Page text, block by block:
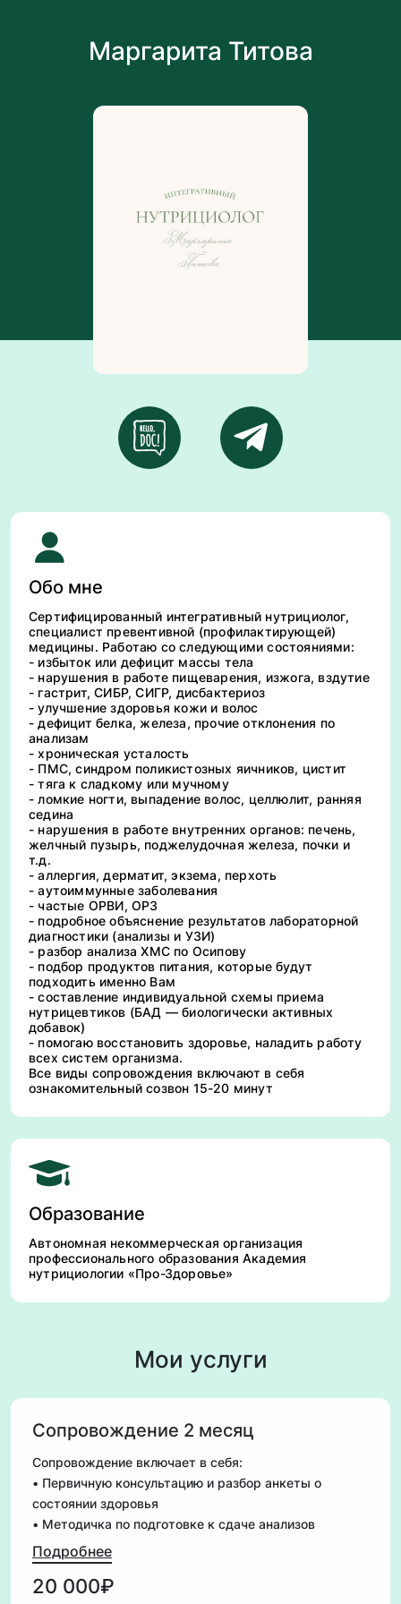
Маргарита Титова
Обо мне
Сертифицированный интегративный нутрициолог,
специалист превентивной (профилактирующей)
медицины. Работаю со следующими состояниями:
- избыток или дефицит массы тела
- нарушения в работе пищеварения, изжога, вздутие
- гастрит, СИБР, СИГР, дисбактериоз
- улучшение здоровья кожи и волос
- дефицит белка, железа, прочие отклонения по
анализам
- хроническая усталость
- ПМС, синдром поликистозных яичников, цистит
- тяга к сладкому или мучному
- ломкие ногти, выпадение волос, целлюлит, ранняя
седина
- нарушения в работе внутренних органов: печень,
желчный пузырь, поджелудочная железа, почки и
т.д.
- аллергия, дерматит, экзема, перхоть
- аутоиммунные заболевания
- частые ОРВИ, ОРЗ
- подробное объяснение результатов лабораторной
диагностики (анализы и УЗИ)
- разбор анализа ХМС по Осипову
- подбор продуктов питания, которые будут
подходить именно Вам
- составление индивидуальной схемы приема
нутрицевтиков (БАД — биологически активных
добавок)
- помогаю восстановить здоровье, наладить работу
всех систем организма.
Все виды сопровождения включают в себя
ознакомительный созвон 15-20 минут
Образование
Автономная некоммерческая организация
профессионального образования Академия
нутрициологии «Про-Здоровье»
Мои услуги
Сопровождение 2 месяц
Сопровождение включает в себя:
• Первичную консультацию и разбор анкеты о
состоянии здоровья
• Методичка по подготовке к сдаче анализов
• Разбор лабораторной диагностики
• Составление индивидуального плана питания
• Подбор оптимальной нутрицевтической поддержки
Подробнее
20 000₽